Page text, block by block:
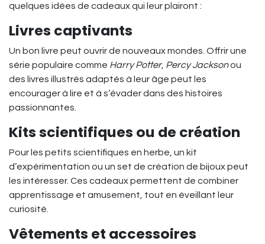
quelques idées de cadeaux qui leur plairont :
Livres captivants
Un bon livre peut ouvrir de nouveaux mondes. Offrir une
série populaire comme Harry Potter, Percy Jacksonou
des livres illustrés adaptés à leur âge peut les
encourager à lire et à s’évader dans des histoires
passionnantes.
Kits scientifiques ou de création
Pour les petits scientifiques en herbe, un kit
d’expérimentation ou un set de création de bijoux peut
les intéresser. Ces cadeaux permettent de combiner
apprentissage et amusement, tout en éveillant leur
curiosité.
Vêtements et accessoires